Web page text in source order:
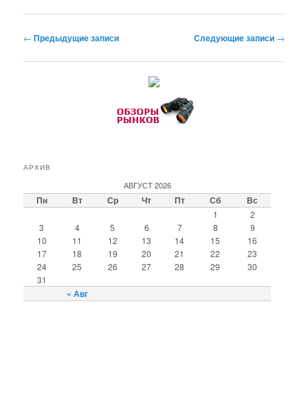
Навигация по записям
← Предыдущие записи Следующие записи →
АРХИВ
АВГУСТ 2026
Пн Вт Ср Чт Пт Сб Вс
« Авг
1
2
3
4 5 6 7 8
9
10
11 12 13 14 15
16
17
18 19 20 21 22
23
24
25 26 27 28 29
30
31